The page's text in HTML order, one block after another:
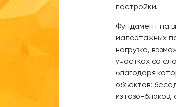
постройки.
Фундамент на
малоэтажных
нагрузка,
участках со
благодаря
объектов:
из газо-блоков,